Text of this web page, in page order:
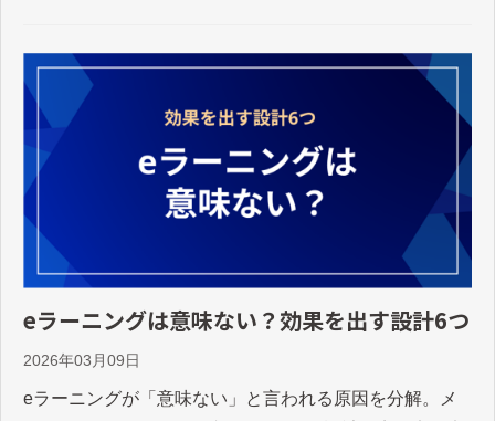
eラーニングは意味ない？効果を出す設計6つ
2026年03月09日
eラーニングが「意味ない」と言われる原因を分解。メ